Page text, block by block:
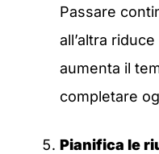
Passare
all’altra
aumenta il
completare
Pianifica le